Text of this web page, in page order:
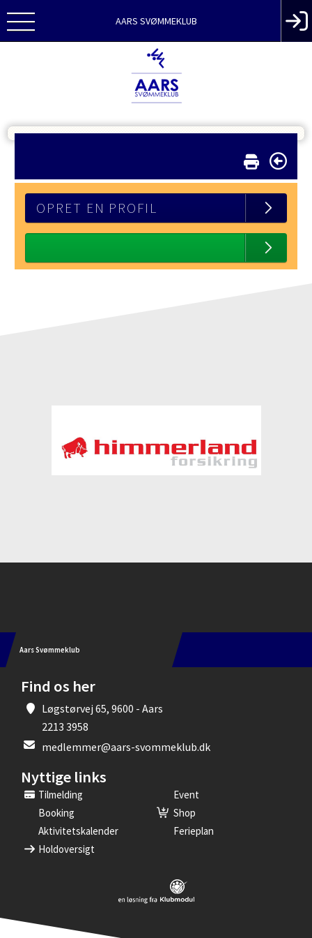
AARS SVØMMEKLUB
OPRET EN PROFIL
Aars Svømmeklub
Find os her
Løgstørvej 65, 9600 - Aars
2213 3958
medlemmer@aars-svommeklub.dk
Nyttige links
Tilmelding
Event
Booking
Shop
Aktivitetskalender
Ferieplan
Holdoversigt